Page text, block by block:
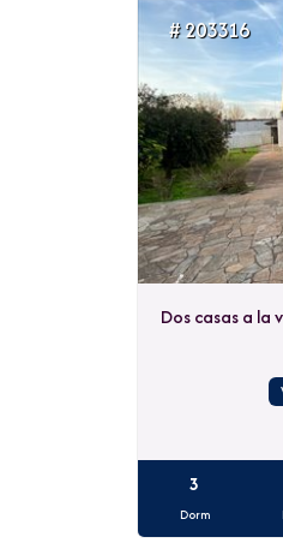
# 203316
Dos casas a la
3
Dorm